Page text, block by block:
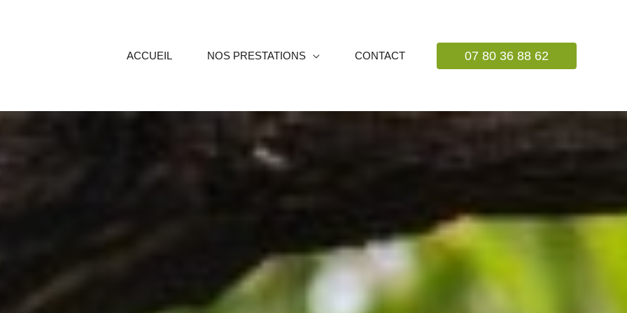
ACCUEIL NOS PRESTATIONS CONTACT 07 80 36 88 62